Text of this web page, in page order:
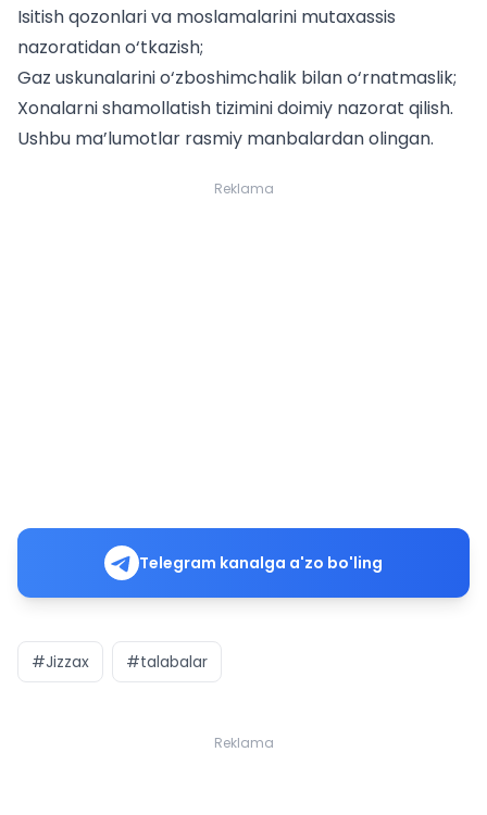
Isitish qozonlari va moslamalarini mutaxassis
nazoratidan o‘tkazish;
Gaz uskunalarini o‘zboshimchalik bilan o‘rnatmaslik;
Xonalarni shamollatish tizimini doimiy nazorat qilish.
Ushbu ma’lumotlar rasmiy manbalardan olingan.
Reklama
Telegram kanalga a'zo bo'ling
#Jizzax #talabalar
Reklama